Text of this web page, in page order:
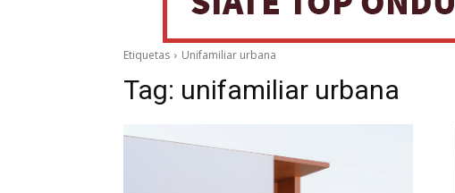
Etiquetas Unifamiliar urbana
Tag: unifamiliar urbana